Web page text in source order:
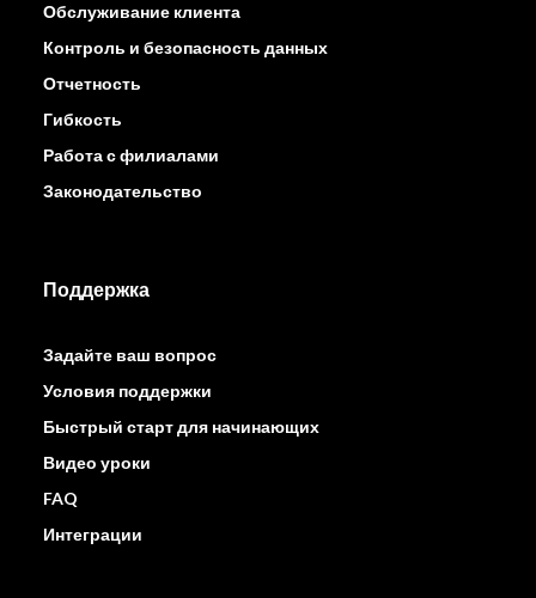
Обслуживание клиента
Контроль и безопасность данных
Отчетность
Гибкость
Работа с филиалами
Законодательство
Поддержка
Задайте ваш вопрос
Условия поддержки
Быстрый старт для начинающих
Видео уроки
FAQ
Интеграции